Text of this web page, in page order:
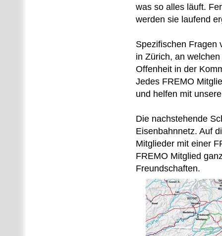
was so alles läuft.
werden sie laufend
Spezifischen Fragen
in Zürich, an
Offenheit in der
Jedes FREMO
und helfen mit
Die nachstehende
Eisenbahnnetz. Auf
Mitglieder mit einer
FREMO Mitglied
Freundschaften.